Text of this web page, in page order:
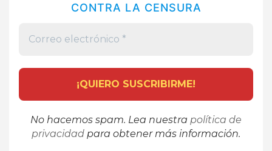
CONTRA LA CENSURA
No hacemos spam. Lea nuestra política de
privacidad para obtener más información.